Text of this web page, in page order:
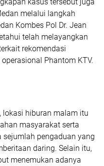
kasus tersebut juga
melalui langkah
Kombes Pol Dr. Jean
telah melayangkan
rekomendasi
Phantom KTV.
lokasi hiburan malam itu
masyarakat serta
pengaduan yang
daring. Selain itu,
menemukan adanya